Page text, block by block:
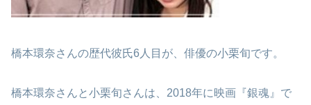
橋本環奈さんの歴代彼氏6人目が、俳優の小栗旬です。
橋本環奈さんと小栗旬さんは、2018年に映画『銀魂』で